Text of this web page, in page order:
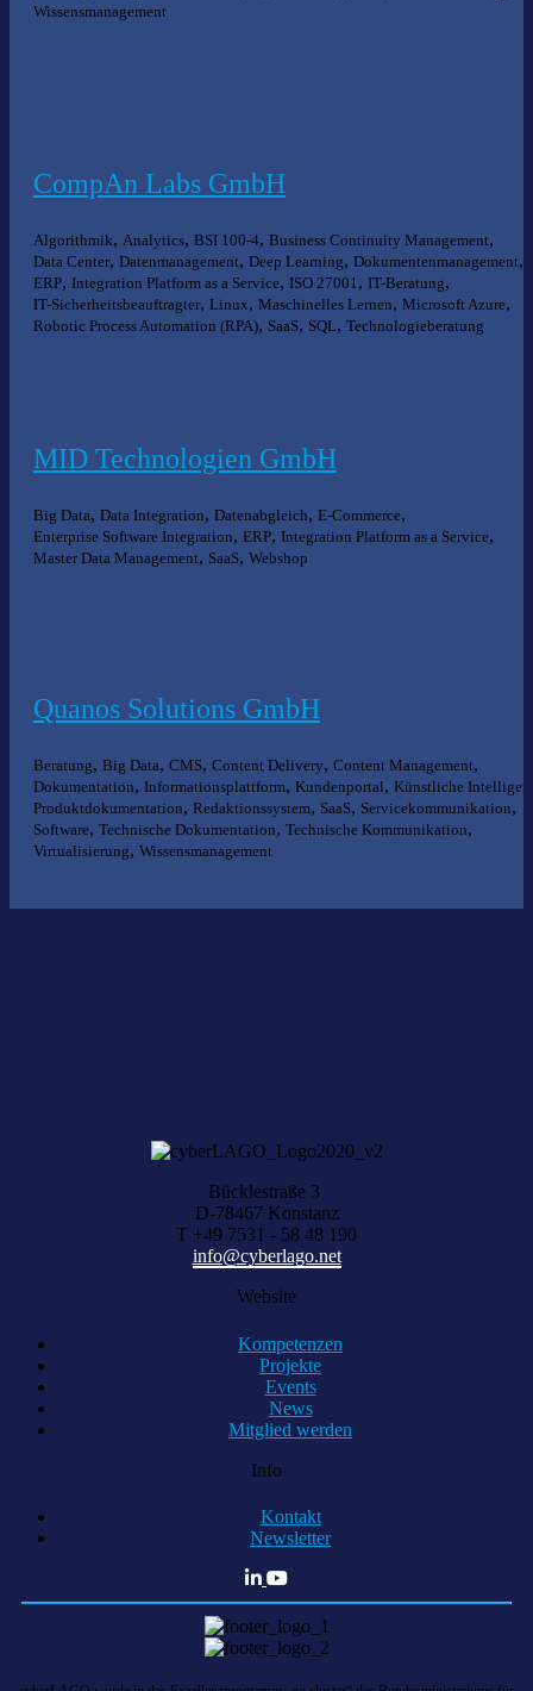
Wissensmanagement
CompAn Labs GmbH
Algorithmik, Analytics, BSI 100-4, Business Continuity Management,
Data Center, Datenmanagement, Deep Learning, Dokumentenmanagement,
ERP, Integration Platform as a Service, ISO 27001 , IT-Beratung,
IT-Sicherheitsbeauftragter, Linux, Maschinelles Lernen, Microsoft Azure,
Robotic Process Automation (RPA), SaaS, SQL, Technologieberatung
MID Technologien GmbH
Big Data, Data Integration, Datenabgleich, E-Commerce,
Enterprise Software Integration, ERP, Integration Platform as a Service,
Master Data Management, SaaS, Webshop
Quanos Solutions GmbH
Beratung, Big Data, CMS, Content Delivery, Content Management,
Dokumentation, Informationsplattform, Kundenportal, Künstliche
Produktdokumentation, Redaktionssystem, SaaS, Servicekommunikation,
Software, Technische Dokumentation, Technische Kommunikation,
Virtualisierung, Wissensmanagement
Bücklestraße 3
D-78467 Konstanz
T +49 7531 - 58 48 190
info@cyberlago.net
Website
Kompetenzen
Projekte
Events
News
Mitglied werden
Info
Kontakt
Newsletter